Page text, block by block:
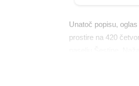
Unatoč popisu,
prostire na 420
rezidencija je